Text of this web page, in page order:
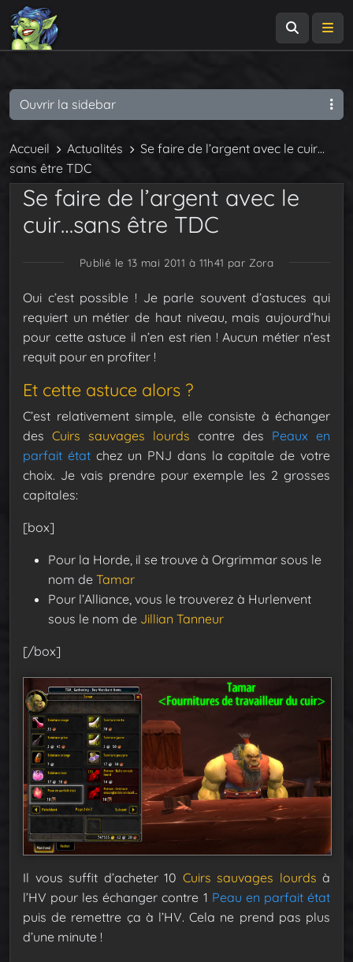
Accueil Actualités
Se faire de l’argent avec le cuir…
sans être TDC
Se faire de l’argent avec le
cuir…sans être TDC
Publié le 13 mai 2011 à 11h41 par Zora
Oui c’est possible ! Je parle souvent d’astuces qui
requiert un métier de haut niveau, mais aujourd’hui
pour cette astuce il n’en est rien ! Aucun métier n’est
requit pour en profiter !
Et cette astuce alors ?
C’est relativement simple, elle consiste à échanger
des Cuirs sauvages lourds contre des Peaux en
parfait étatchez un PNJ dans la capitale de votre
choix. Je vais prendre pour exemple les 2 grosses
capitales:
[box]
Pour la Horde, il se trouve à Orgrimmar sous le
nom de Tamar
Pour l’Alliance, vous le trouverez à Hurlenvent
sous le nom de Jillian Tanneur
[/box]
Il vous suffit d’acheter 10 Cuirs sauvages lourds à
l’HV pour les échanger contre 1 Peau en parfait état
puis de remettre ça à l’HV. Cela ne prend pas plus
d’une minute !
Ouvrir la sidebar